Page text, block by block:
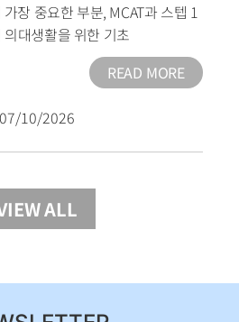
장 중요한 부분, MCAT과 스텝 1
의대생활을 위한 기초
READ MORE
07/10/2026
ALL